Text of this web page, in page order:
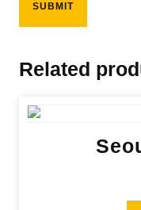
Related